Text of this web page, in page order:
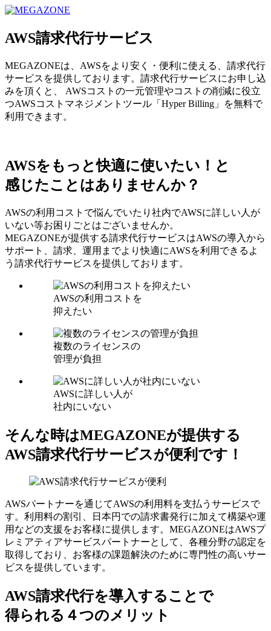
AWS請求代行サービス
MEGAZONEは、AWSをより安く・便利に使える、請求代行
サービスを提供しております。請求代行サービスにお申し込
みを頂くと、 AWSコストの一元管理やコストの削減に役立
つAWSコストマネジメントツール「Hyper Billing」を無料で
利用できます。
AWSをもっと快適に使いたい！と
感じたことはありませんか？
AWSの利用コストで悩んでいたり社内でAWSに詳しい人が
いない等お困りごとはございませんか。
MEGAZONEが提供する請求代行サービスはAWSの導入から
サポート、請求、運用までより快適にAWSを利用できるよ
う請求代行サービスを提供しております。
AWSの利用コストを
抑えたい
複数のライセンスの
管理が負担
AWSに詳しい人が
社内にいない
そんな時はMEGAZONEが提供する
AWS請求代行サービスが便利です！
AWSパートナーを通じてAWSの利用料を支払うサービスで
す。利用料の割引、日本円での請求書発行に加えて構築や運
用などの支援をお客様に提供します。MEGAZONEはAWSプ
レミアティアサービスパートナーとして、各種分野の認定を
取得しており、お客様の課題解決のために専門性の高いサー
ビスを提供しています。
AWS請求代行を導入することで
得られる４つのメリット